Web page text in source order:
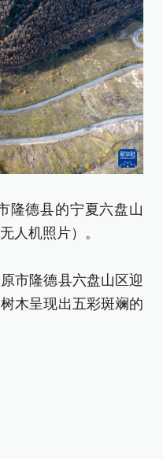
隆德县的宁夏六盘山
人机照片）。
市隆德县六盘山区迎
木呈现出五彩斑斓的